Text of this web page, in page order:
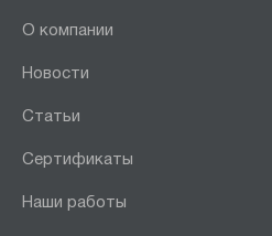
О компании
Новости
Статьи
Сертификаты
Наши работы